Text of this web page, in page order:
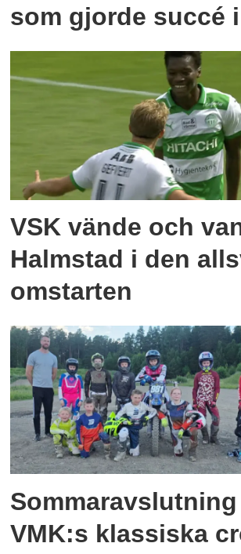
som gjorde succé
VSK vände och
Halmstad i den
omstarten
VMK:s klassiska